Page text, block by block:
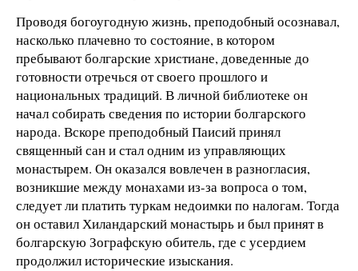
Проводя богоугодную жизнь, преподобный осознавал,
насколько плачевно то состояние, в котором
пребывают болгарские христиане, доведенные до
готовности отречься от своего прошлого и
национальных традиций. В личной библиотеке он
начал собирать сведения по истории болгарского
народа. Вскоре преподобный Паисий принял
священный сан и стал одним из управляющих
монастырем. Он оказался вовлечен в разногласия,
возникшие между монахами из-за вопроса о том,
следует ли платить туркам недоимки по налогам. Тогда
он оставил Хиландарский монастырь и был принят в
болгарскую Зографскую обитель, где с усердием
продолжил исторические изыскания.